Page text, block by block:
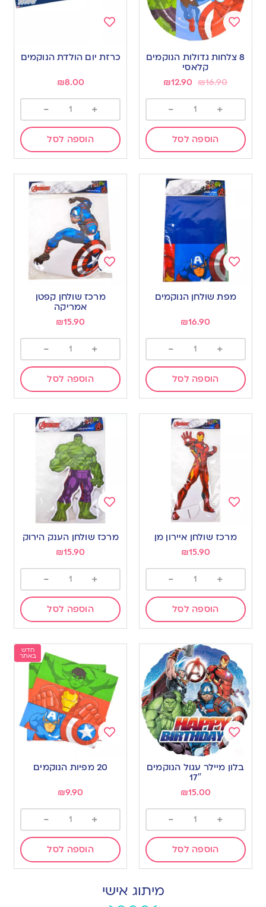
to8 צלחות גדולות הנוקמים
קלאסי
₪16.90
₪12.90
+
-
הוספה לסל
to
כרזת יום הולדת הנוקמים
₪8.00
+
-
הוספה לסל
Add
מפת שולחן הנוקמים
₪16.90
+
-
הוספה לסל
Add
wishlist
מרכז שולחן קפטן
אמריקה
₪15.90
+
-
הוספה לסל
מרכז שולחן איירון מן
₪15.90
+
-
הוספה לסל
Add
to
מרכז שולחן הענק הירוק
₪15.90
+
-
הוספה לסל
Add
to
wishlist
בלון מיילר עגול הנוקמים
17″
₪15.00
+
-
הוספה לסל
חדש
באתר
wishlist
20 מפיות הנוקמים
₪9.90
+
-
הוספה לסל
מיתוג אישי